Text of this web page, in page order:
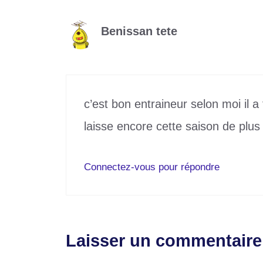
Benissan tete
c’est bon entraineur selon moi il
laisse encore cette saison de plus
Connectez-vous pour répondre
Laisser un commentaire